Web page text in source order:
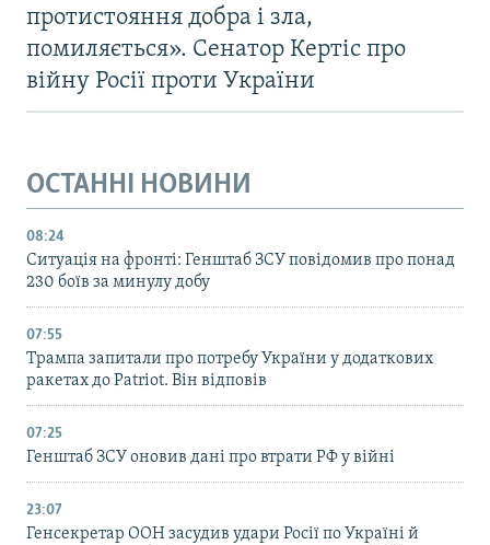
протистояння добра і зла,
помиляється». Сенатор Кертіс про
війну Росії проти України
ОСТАННІ НОВИНИ
08:24
Ситуація на фронті: Генштаб ЗСУ повідомив про понад
230 боїв за минулу добу
07:55
Трампа запитали про потребу України у додаткових
ракетах до Patriot. Він відповів
07:25
Генштаб ЗСУ оновив дані про втрати РФ у війні
23:07
Генсекретар ООН засудив удари Росії по Україні й